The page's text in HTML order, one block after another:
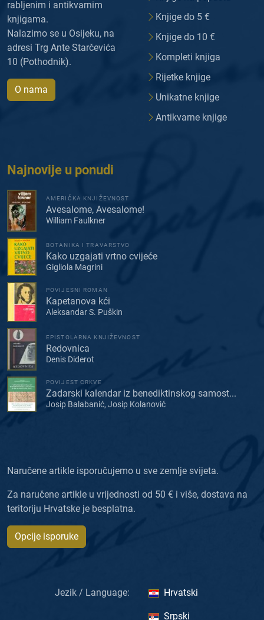
rabljenim i antikvarnim
knjigama.
Nalazimo se u Osijeku, na
adresi Trg Ante Starčevića
10 (Pothodnik).
O nama
Knjige do 5 €
Knjige do 10 €
Kompleti knjiga
Rijetke knjige
Unikatne knjige
Antikvarne knjige
Najnovije u ponudi
AMERIČKA KNJIŽEVNOST
Avesalome, Avesalome!
William Faulkner
BOTANIKA I TRAVARSTVO
Kako uzgajati vrtno cvijeće
Gigliola Magrini
POVIJESNI ROMAN
Kapetanova kći
Aleksandar S. Puškin
EPISTOLARNA KNJIŽEVNOST
Redovnica
Denis Diderot
POVIJEST CRKVE
Zadarski kalendar iz benediktinskog samost...
Josip Balabanić, Josip Kolanović
Naručene artikle isporučujemo u sve zemlje svijeta.
Za naručene artikle u vrijednosti od 50 € i više, dostava na
teritoriju Hrvatske je besplatna.
Opcije isporuke
Jezik / Language: Hrvatski
Srpski